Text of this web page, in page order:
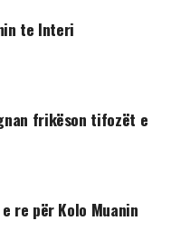
te Interi
frikëson tifozët e
re për Kolo Muanin